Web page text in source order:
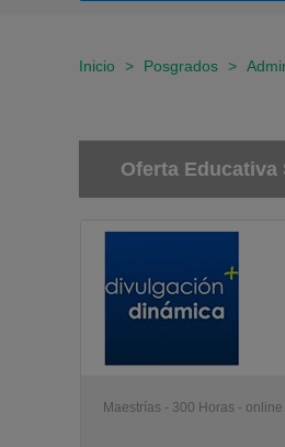
Inicio > Posgrados >
Oferta Educativa
Maestrías - 300 Horas - online